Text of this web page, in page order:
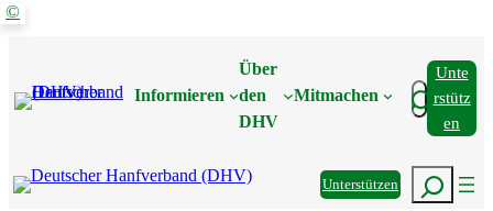
Zum
Informieren
Über
den
DHV
Mitmachen Suchen
Unte
Rstütz
En
UnterstützenSuchen
©